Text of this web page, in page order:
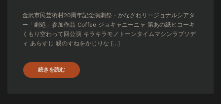
金沢市民芸術村20周年記念演劇祭・かなざわリージョナルシアタ
ー「劇処」参加作品 Coffee ジョキャニーニャ 第あの紙ヒコーキ
くもり空わって回公演 キラキラモノトーンタイムマシンラプソデ
ィ あらすじ 親のすねをかじりな […]
続きを読む